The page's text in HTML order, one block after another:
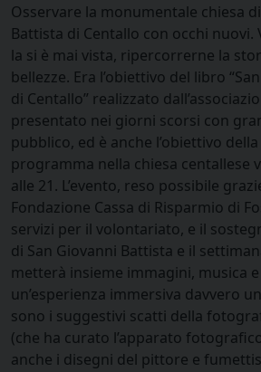
Osservare la monumentale chiesa
Battista di Centallo con occhi nuovi.
la si è mai vista, ripercorrerne la
bellezze. Era l’obiettivo del libro
di Centallo” realizzato
presentato nei giorni scorsi con
pubblico, ed è anche l’obiettivo
programma nella chiesa centallese
alle 21. L’evento, reso possibile
Fondazione Cassa di Risparmio di
servizi per il volontariato, e il
di San Giovanni Battista e il
metterà insieme immagini, musica
un’esperienza immersiva davvero
sono i suggestivi scatti della
(che ha curato l’apparato
anche i disegni del pittore e